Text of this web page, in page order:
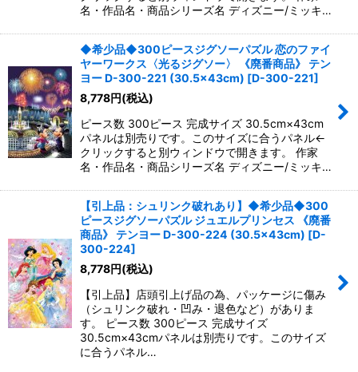
名・作品名・商品シリーズ名 ディズニー/ミッキ…
◆希少品◆300ピースジグソーパズル 恋のファイ
ヤーワークス〈光るジグソー〉 《廃番商品》 テン
ヨー D-300-221 (30.5×43cm) [D-300-221]
8,778円(税込)
ピース数 300ピース 完成サイズ 30.5cm×43cm
パネルは別売りです。このサイズに合うパネル←
クリックすると別ウィンドウで開きます。 作家
名・作品名・商品シリーズ名 ディズニー/ミッキ…
【引上品：シュリンク破れあり】◆希少品◆300
ピースジグソーパズル ジュエルプリンセス 《廃番
商品》 テンヨー D-300-224 (30.5×43cm) [D-
300-224]
8,778円(税込)
【引上品】店頭引上げ品の為、パッケージに傷み
（シュリンク破れ・凹み・退色など）がありま
す。 ピース数 300ピース 完成サイズ
30.5cm×43cmパネルは別売りです。このサイズ
に合うパネル…